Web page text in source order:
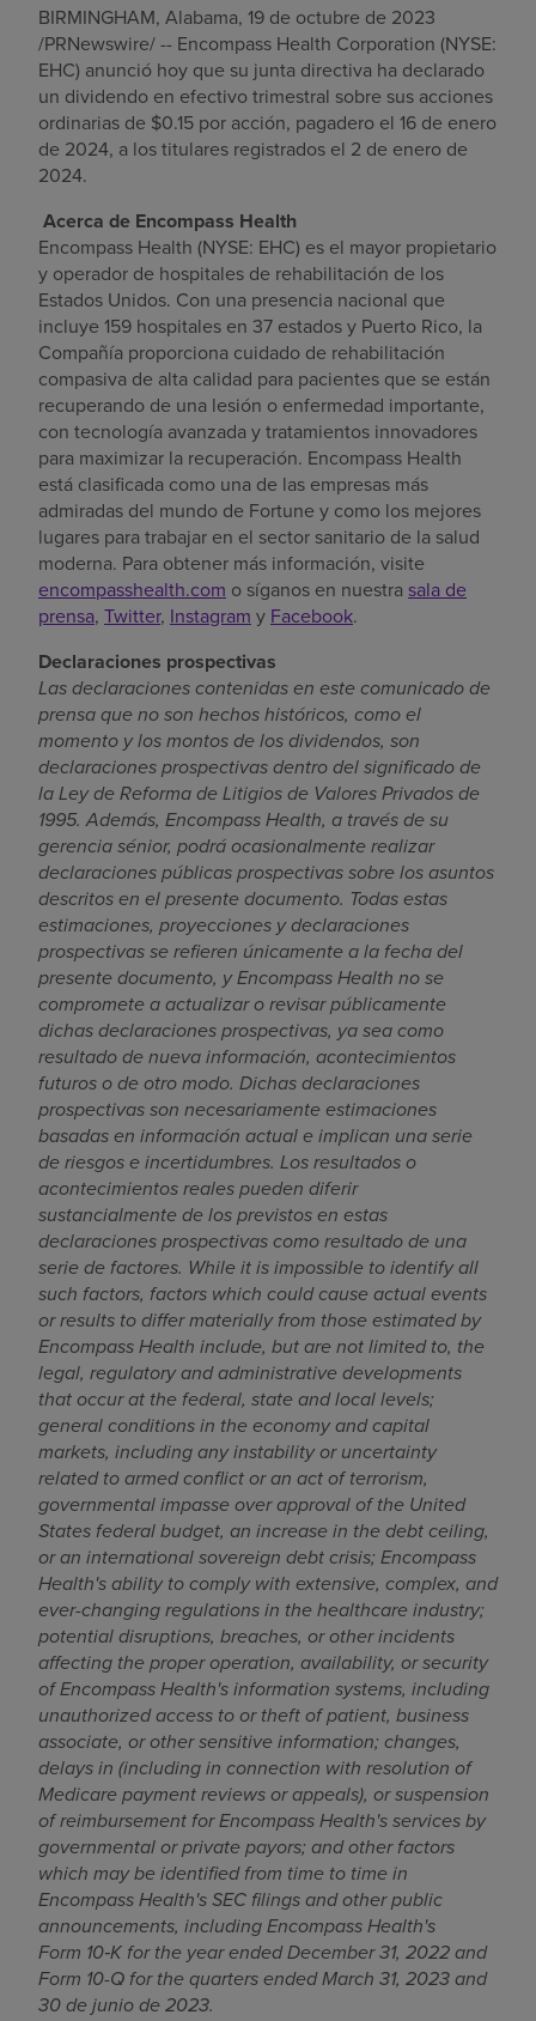
Buscar un centro
Inversores
Empleos
Pagar mi factura
BIRMINGHAM, Alabama, 19 de octubre de 2023
/PRNewswire/ -- Encompass Health Corporation (NYSE:
EHC) anunció hoy que su junta directiva ha declarado
un dividendo en efectivo trimestral sobre sus acciones
ordinarias de $0.15 por acción, pagadero el 16 de enero
de 2024, a los titulares registrados el 2 de enero de
2024.
Acerca de Encompass Health
Encompass Health (NYSE: EHC) es el mayor propietario
y operador de hospitales de rehabilitación de los
Estados Unidos. Con una presencia nacional que
incluye 159 hospitales en 37 estados y Puerto Rico, la
Compañía proporciona cuidado de rehabilitación
compasiva de alta calidad para pacientes que se están
recuperando de una lesión o enfermedad importante,
con tecnología avanzada y tratamientos innovadores
para maximizar la recuperación. Encompass Health
está clasificada como una de las empresas más
admiradas del mundo de Fortune y como los mejores
lugares para trabajar en el sector sanitario de la salud
moderna. Para obtener más información, visite
encompasshealth.com o síganos en nuestra sala de
prensa, Twitter, Instagram y Facebook.
Declaraciones prospectivas
Las declaraciones contenidas en este comunicado de
prensa que no son hechos históricos, como el
momento y los montos de los dividendos, son
declaraciones prospectivasdentro del significado de
la Ley de Reforma de Litigios de Valores Privados de
1995. Además, Encompass Health, a través de su
gerencia sénior, podrá ocasionalmente realizar
declaraciones públicas prospectivas sobre los asuntos
descritos en el presente documento. Todas estas
estimaciones, proyecciones y declaraciones
prospectivas se refieren únicamente a la fecha del
presente documento, y Encompass Health no se
compromete a actualizar o revisar públicamente
dichas declaraciones prospectivas, ya sea como
resultado de nueva información, acontecimientos
futuros o de otro modo. Dichas declaraciones
prospectivas son necesariamente estimaciones
basadas en información actual e implican una serie
de riesgos e incertidumbres. Los resultados o
acontecimientos reales pueden diferir
sustancialmente de los previstos en estas
declaraciones prospectivas como resultado de una
serie de factores. While it is impossible to identify all
such factors, factors which could cause actual events
or results to differ materially from those estimated by
Encompass Health include, but are not limited to, the
legal, regulatory and administrative developments
that occur at the federal, state and local levels;
general conditions in the economy and capital
markets, including any instability or uncertainty
related to armed conflict or an act of terrorism,
governmental impasse over approval ofthe United
States federal budget, an increase in the debt ceiling,
or an international sovereign debt crisis; Encompass
Health's ability to comply with extensive, complex, and
ever-changing regulations in the healthcare industry;
potential disruptions, breaches, or other incidents
affecting the proper operation, availability, or security
of Encompass Health's information systems, including
unauthorized access to or theft of patient, business
associate, or other sensitive information; changes,
delays in (including in connection with resolution of
Medicare payment reviews or appeals), or suspension
of reimbursement for Encompass Health's services by
governmental or private payors; and other factors
which may be identified from time to time in
Encompass Health's SEC filings and other public
announcements, including Encompass Health's
Form 10‑K for the year ended December 31, 2022 and
Form 10-Q for the quarters ended March 31, 2023and
30 de junio de 2023.